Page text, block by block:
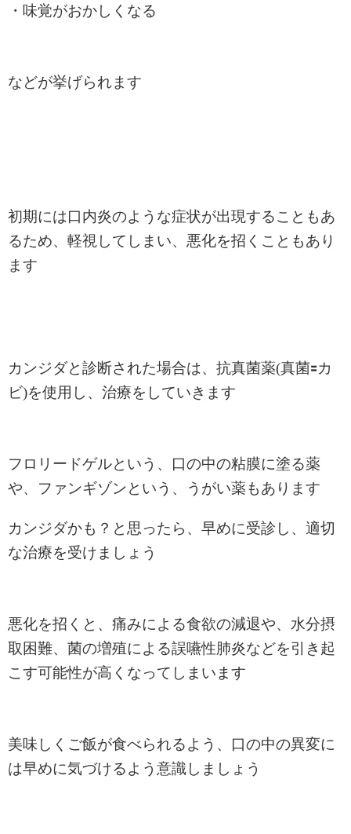
・味覚がおかしくなる
などが挙げられます
初期には口内炎のような症状が出現することもあ
るため、軽視してしまい、悪化を招くこともあり
ます
カンジダと診断された場合は、抗真菌薬(真菌🟰カ
ビ)を使用し、治療をしていきます
フロリードゲルという、口の中の粘膜に塗る薬
や、ファンギゾンという、うがい薬もあります
カンジダかも？と思ったら、早めに受診し、適切
な治療を受けましょう
悪化を招くと、痛みによる食欲の減退や、水分摂
取困難、菌の増殖による誤嚥性肺炎などを引き起
こす可能性が高くなってしまいます
美味しくご飯が食べられるよう、口の中の異変に
は早めに気づけるよう意識しましょう